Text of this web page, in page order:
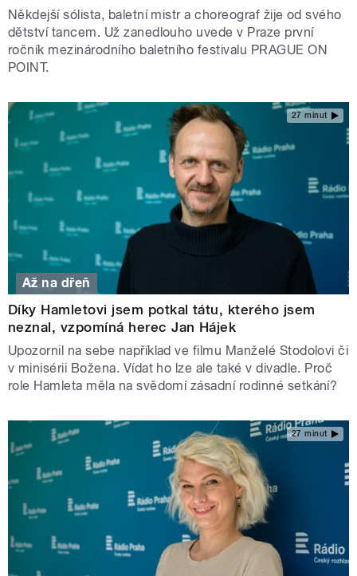
Někdejší sólista, baletní mistr a choreograf žije od svého
dětství tancem. Už zanedlouho uvede v Praze první
ročník mezinárodního baletního festivalu PRAGUE ON
POINT.
27 minut
Až na dřeň
Díky Hamletovi jsem potkal tátu, kterého jsem
neznal, vzpomíná herec Jan Hájek
Upozornil na sebe například ve filmu Manželé Stodolovi či
v minisérii Božena. Vídat ho lze ale také v divadle. Proč
role Hamleta měla na svědomí zásadní rodinné setkání?
27 minut